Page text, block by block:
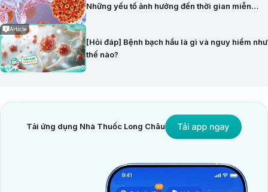
Những yếu tố ảnh hưởng đến thời gian miễn
Article
[Hỏi đáp] Bệnh bạch hầu là gì và nguy hiểm như
thế nào?
Tải ứng dụng Nhà Thuốc Long Châu